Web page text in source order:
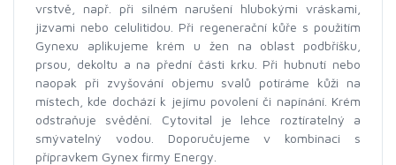
vrstvě, např. při silném narušení hlubokými vráskami,
jizvami nebo celulitidou. Při regenerační kůře s použitím
Gynexu aplikujeme krém u žen na oblast podbříšku,
prsou, dekoltu a na přední části krku. Při hubnutí nebo
naopak při zvyšování objemu svalů potíráme kůži na
místech, kde dochází k jejímu povolení či napínání. Krém
odstraňuje svědění. Cytovital je lehce roztíratelný a
smývatelný vodou. Doporučujeme v kombinaci s
přípravkem Gynex firmy Energy.